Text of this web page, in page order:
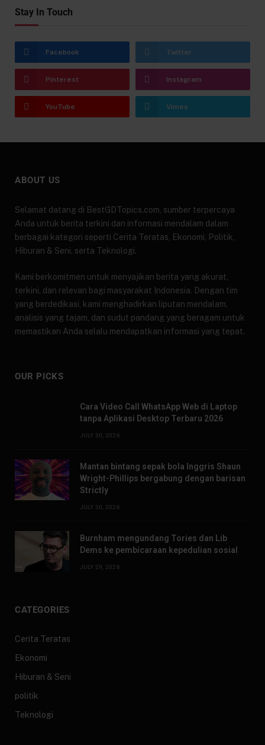
Stay In Touch
Facebook Twitter
Pinterest Instagram
YouTube Vimeo
ABOUT US
Selamat datang di BestGDTopics.com, sumber terpercaya
Anda untuk berita terkini dan informasi mendalam dalam
berbagai kategori seperti Cerita Teratas, Ekonomi, Politik,
Hiburan & Seni, serta Teknologi.
Kami berkomitmen untuk menyajikan berita yang akurat,
terkini, dan relevan bagi masyarakat Indonesia. Dengan tim
yang berdedikasi, kami menghadirkan liputan mendalam,
analisis yang tajam, dan sudut pandang yang beragam untuk
memastikan Anda selalu mendapatkan informasi yang tepat.
OUR PICKS
Cara Video Call WhatsApp Web di Laptop
tanpa Aplikasi Desktop Terbaru 2026
JULY 30, 2026
Mantan bintang sepak bola Inggris Shaun
Wright-Phillips bergabung dengan barisan
Strictly
JULY 30, 2026
Burnham mengundang Tories dan Lib
Dems ke pembicaraan kepedulian sosial
JULY 29, 2026
CATEGORIES
Cerita Teratas
Ekonomi
Hiburan & Seni
politik
Teknologi